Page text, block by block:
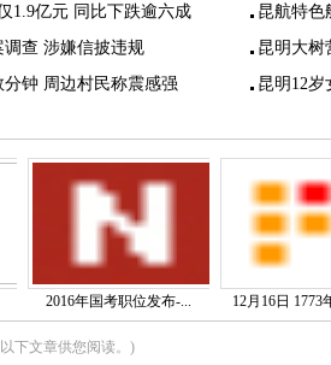
1.9亿元 同比下跌逾六成
查 涉嫌信披违规
钟 周边村民称震感强
昆航特色
昆明大树
昆明12
2016年国考职位发布-... 12月16日 1773
下文章供您阅读。)